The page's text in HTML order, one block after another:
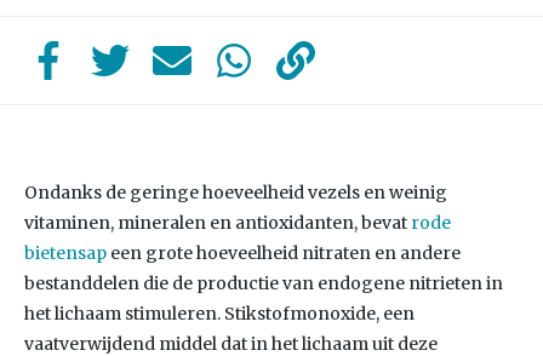
Ondanks de geringe hoeveelheid vezels en weinig
vitaminen, mineralen en antioxidanten, bevat rode
bietensap een grote hoeveelheid nitraten en andere
bestanddelen die de productie van endogene nitrieten in
het lichaam stimuleren. Stikstofmonoxide, een
vaatverwijdend middel dat in het lichaam uit deze